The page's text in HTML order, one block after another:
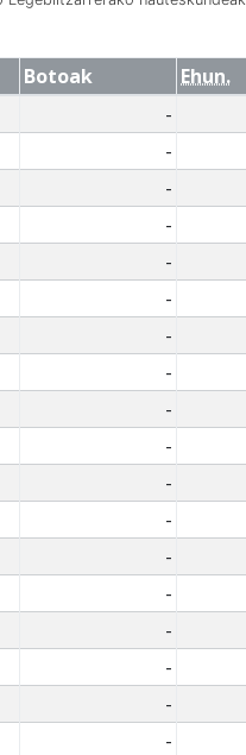
Botoak Ehun.
-
-
-
-
-
-
-
-
-
-
-
-
-
-
-
-
-
-